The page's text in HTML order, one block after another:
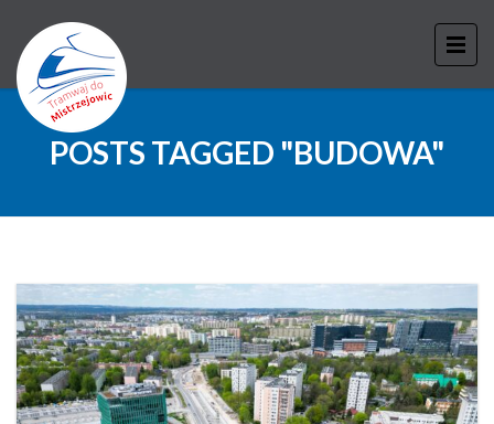
POSTS TAGGED "BUDOWA"